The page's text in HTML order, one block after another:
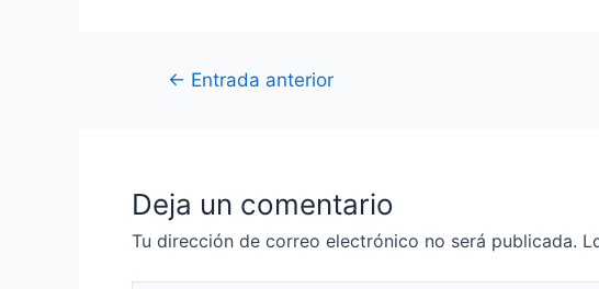
← Entrada anterior
Deja un comentario
Tu dirección de correo electrónico no será publicada.